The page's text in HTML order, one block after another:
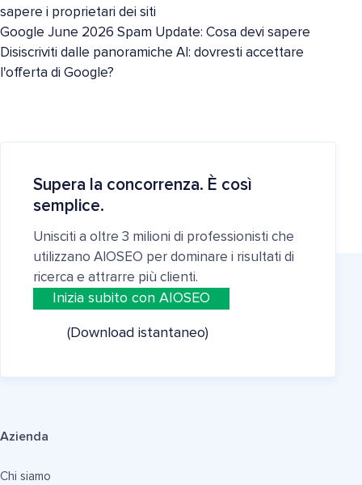
sapere i proprietari dei siti
Google June 2026 Spam Update: Cosa devi sapere
Disiscriviti dalle panoramiche AI: dovresti accettare
l'offerta di Google?
Supera la concorrenza. È così
semplice.
Unisciti a oltre 3 milioni di professionisti che
utilizzano AIOSEO per dominare i risultati di
ricerca e attrarre più clienti.
Inizia subito con AIOSEO
(Download istantaneo)
Azienda
Chi siamo